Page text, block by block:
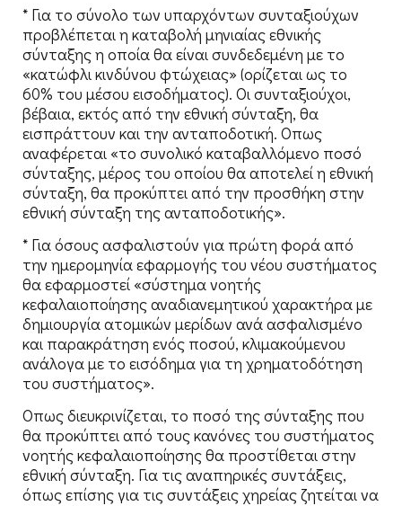
* Για το σύνολο των υπαρχόντων συνταξιούχων
προβλέπεται η καταβολή μηνιαίας εθνικής
σύνταξης η οποία θα είναι συνδεδεμένη με το
«κατώφλι κινδύνου φτώχειας» (ορίζεται ως το
60% του μέσου εισοδήματος). Οι συνταξιούχοι,
βέβαια, εκτός από την εθνική σύνταξη, θα
εισπράττουν και την ανταποδοτική. Οπως
αναφέρεται «το συνολικό καταβαλλόμενο ποσό
σύνταξης, μέρος του οποίου θα αποτελεί η εθνική
σύνταξη, θα προκύπτει από την προσθήκη στην
εθνική σύνταξη της ανταποδοτικής».
* Για όσους ασφαλιστούν για πρώτη φορά από
την ημερομηνία εφαρμογής του νέου συστήματος
θα εφαρμοστεί «σύστημα νοητής
κεφαλαιοποίησης αναδιανεμητικού χαρακτήρα με
δημιουργία ατομικών μερίδων ανά ασφαλισμένο
και παρακράτηση ενός ποσού, κλιμακούμενου
ανάλογα με το εισόδημα για τη χρηματοδότηση
του συστήματος».
Οπως διευκρινίζεται, το ποσό της σύνταξης που
θα προκύπτει από τους κανόνες του συστήματος
νοητής κεφαλαιοποίησης θα προστίθεται στην
εθνική σύνταξη. Για τις αναπηρικές συντάξεις,
όπως επίσης για τις συντάξεις χηρείας ζητείται να